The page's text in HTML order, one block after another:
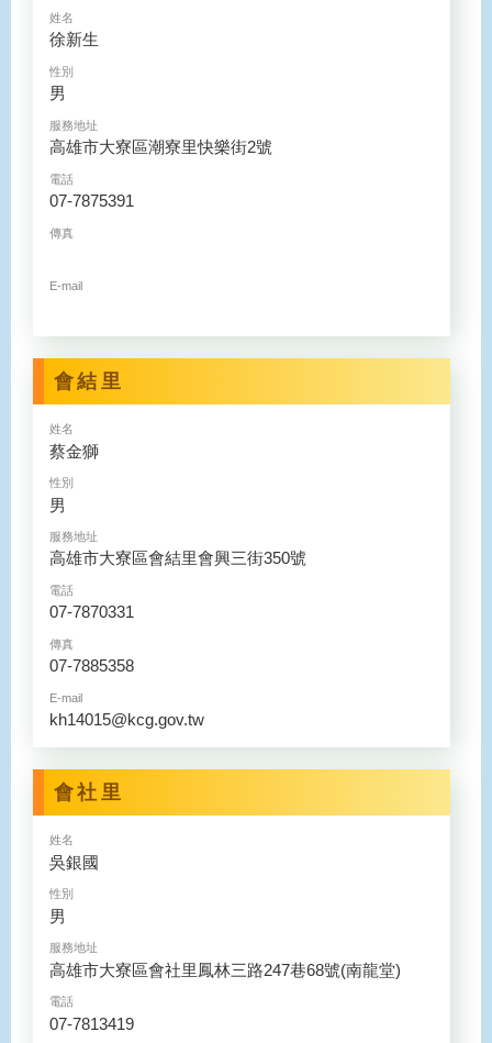
姓名
徐新生
性別
男
服務地址
高雄市大寮區潮寮里快樂街2號
電話
07-7875391
傳真
E-mail
會結里
姓名
蔡金獅
性別
男
服務地址
高雄市大寮區會結里會興三街350號
電話
07-7870331
傳真
07-7885358
E-mail
kh14015@kcg.gov.tw
會社里
姓名
吳銀國
性別
男
服務地址
高雄市大寮區會社里鳳林三路247巷68號(南龍堂)
電話
07-7813419